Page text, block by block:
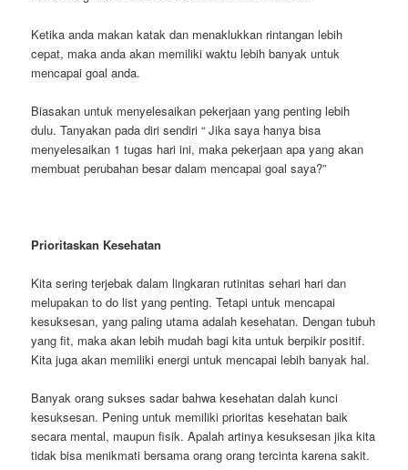
Ketika anda makan katak dan menaklukkan rintangan lebih
cepat, maka anda akan memiliki waktu lebih banyak untuk
mencapai goal anda.
Biasakan untuk menyelesaikan pekerjaan yang penting lebih
dulu. Tanyakan pada diri sendiri “ Jika saya hanya bisa
menyelesaikan 1 tugas hari ini, maka pekerjaan apa yang akan
membuat perubahan besar dalam mencapai goal saya?”
Prioritaskan Kesehatan
Kita sering terjebak dalam lingkaran rutinitas sehari hari dan
melupakan to do list yang penting. Tetapi untuk mencapai
kesuksesan, yang paling utama adalah kesehatan. Dengan tubuh
yang fit, maka akan lebih mudah bagi kita untuk berpikir positif.
Kita juga akan memiliki energi untuk mencapai lebih banyak hal.
Banyak orang sukses sadar bahwa kesehatan dalah kunci
kesuksesan. Pening untuk memiliki prioritas kesehatan baik
secara mental, maupun fisik. Apalah artinya kesuksesan jika kita
tidak bisa menikmati bersama orang orang tercinta karena sakit.